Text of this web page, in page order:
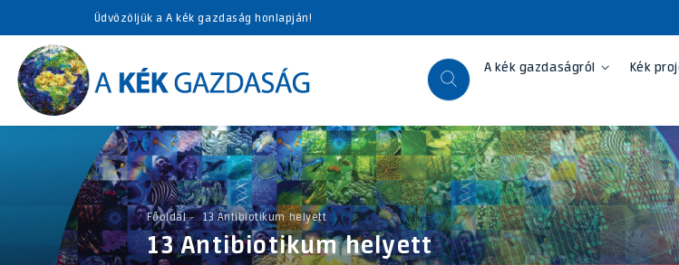
Üdvözöljük a A kék gazdaság honlapján!
A kék gazdaságról Kék
Főoldal 13 Antibiotikum helyett
13 Antibiotikum helyett